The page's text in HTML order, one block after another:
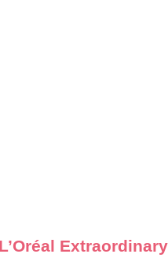
| L’Oréal Extraordinary